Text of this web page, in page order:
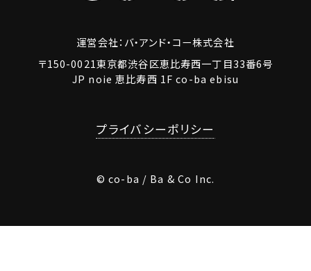
運営会社：バ・アンド・コー株式会社
〒150-0021東京都渋谷区恵比寿西一丁目33番6号
JP noie 恵比寿西 1F co-ba ebisu
プライバシーポリシー
© co-ba / Ba & Co Inc.